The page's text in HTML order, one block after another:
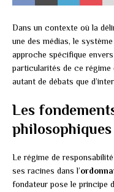
Dans un contexte où la
une des médias, le
approche spécifique
particularités de ce régime
autant de débats que
Les
philosophiques
Le régime de
ses racines dans l’
fondateur pose le principe